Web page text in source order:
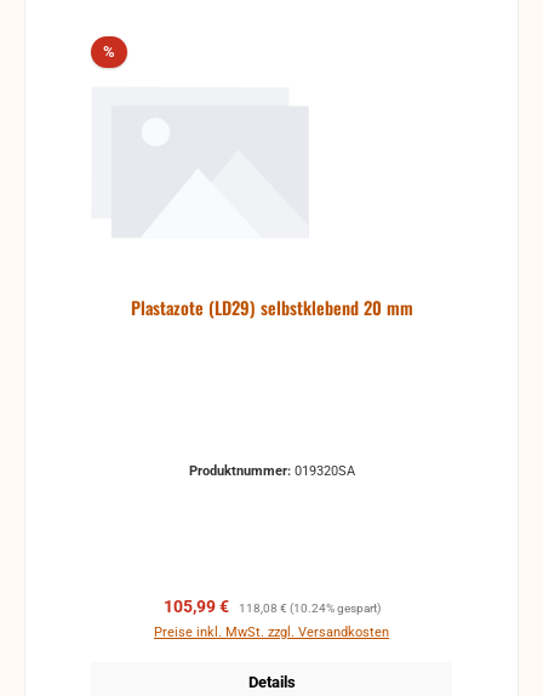
%Rabatt
Plastazote (LD29) selbstklebend 20 mm
Produktnummer: 019320SA
Verkaufspreis:
105,99 € Regulärer Preis:
118,08 € (10.24% gespart)
Preise inkl. MwSt. zzgl. Versandkosten
Details